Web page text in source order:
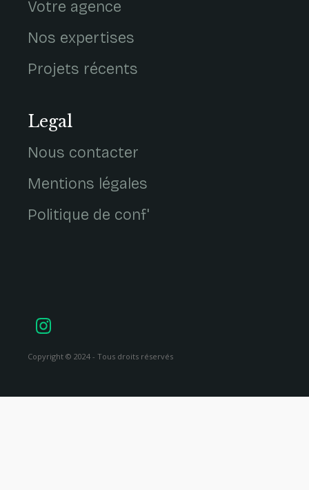
Votre agence
Nos expertises
Projets récents
Legal
Nous contacter
Mentions légales
Politique de conf'
Copyright © 2024 - Tous droits réservés